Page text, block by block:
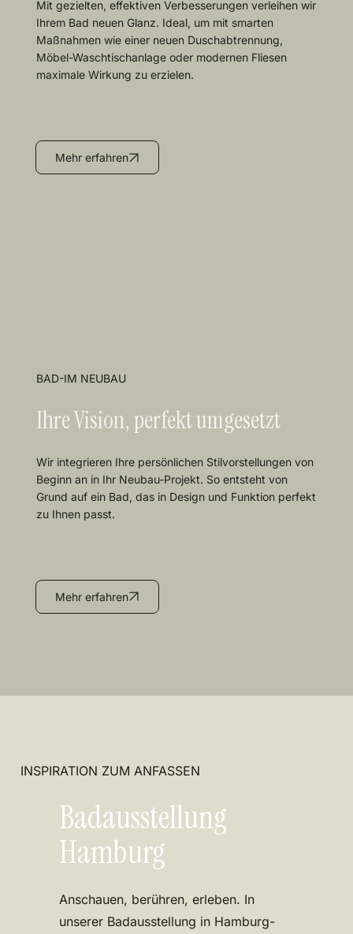
Mit gezielten, effektiven Verbesserungen verleihen wir
Ihrem Bad neuen Glanz. Ideal, um mit smarten
Maßnahmen wie einer neuen Duschabtrennung,
Möbel-Waschtischanlage oder modernen Fliesen
maximale Wirkung zu erzielen.
Mehr erfahren
BAD-IM NEUBAU
Ihre Vision, perfekt umgesetzt
Wir integrieren Ihre persönlichen Stilvorstellungen von
Beginn an in Ihr Neubau-Projekt. So entsteht von
Grund auf ein Bad, das in Design und Funktion perfekt
zu Ihnen passt.
Mehr erfahren
INSPIRATION ZUM ANFASSEN
Badausstellung
Hamburg
Anschauen, berühren, erleben. In
unserer Badausstellung in Hamburg-